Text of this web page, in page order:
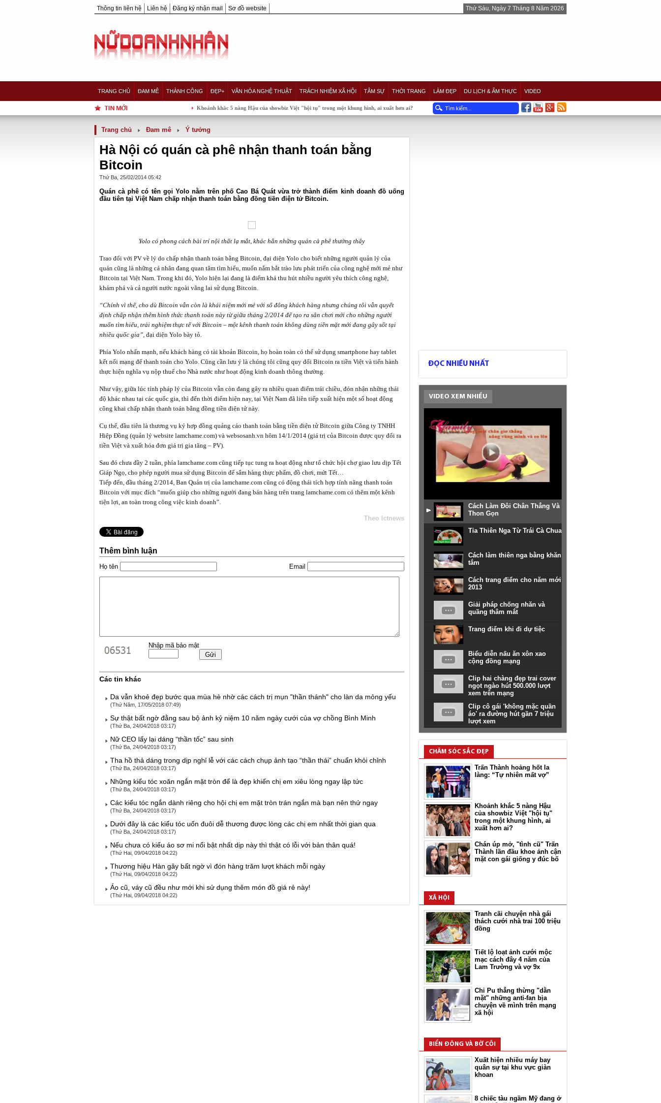
Thông tin liên hệ Liên hệ Đăng ký nhận mail Sơ đồ website Thứ Sáu, Ngày 7 Tháng 8 Năm 2026
TRANG CHỦ ĐAM MÊ THÀNH CÔNG ĐẸP+ VĂN HÓA NGHỆ THUẬT TRÁCH NHIỆM XÃ HỘI TÂM SỰ THỜI TRANG LÀM ĐẸP DU LỊCH & ẨM THỰC VIDEO
Khoảnh khắc 5 nàng Hậu của showbiz Việt "hội tụ" trong một khung hình, ai xuất hơn ai?
Trang chủ Đam mê Ý tưởng
Hà Nội có quán cà phê nhận thanh toán bằng
Bitcoin
Thứ Ba, 25/02/2014 05:42
Quán cà phê có tên gọi Yolo nằm trên phố Cao Bá Quát vừa trở thành điểm kinh doanh đồ uống
đầu tiên tại Việt Nam chấp nhận thanh toán bằng đồng tiền điện tử Bitcoin.
Yolo có phong cách bài trí nội thất lạ mắt, khác hẳn những quán cà phê thường thấy
Trao đổi với PV về lý do chấp nhận thanh toán bằng Bitcoin, đại diện Yolo cho biết những người quản lý của
quán cũng là những cá nhân đang quan tâm tìm hiểu, muốn nắm bắt trào lưu phát triển của công nghệ mới mẻ như
Bitcoin tại Việt Nam. Trong khi đó, Yolo hiện lại đang là điểm khá thu hút nhiều người yêu thích công nghệ,
khám phá và cả người nước ngoài vãng lai sử dụng Bitcoin.
“Chính vì thế, cho dù Bitcoin vẫn còn là khái niệm mới mẻ với số đông khách hàng nhưng chúng tôi vẫn quyết
định chấp nhận thêm hình thức thanh toán này từ giữa tháng 2/2014 để tạo ra sân chơi mới cho những người
muốn tìm hiểu, trải nghiệm thực tế với Bitcoin – một kênh thanh toán không dùng tiền mặt mới đang gây sốt tại
nhiều quốc gia”, đại diện Yolo bày tỏ.
Phía Yolo nhấn mạnh, nếu khách hàng có tài khoản Bitcoin, họ hoàn toàn có thể sử dụng smartphone hay tablet
kết nối mạng để thanh toán cho Yolo. Cũng cần lưu ý là chúng tôi cũng quy đổi Bitcoin ra tiền Việt và tiến hành
thực hiện nghĩa vụ nộp thuế cho Nhà nước như hoạt động kinh doanh thông thường.
Như vậy, giữa lúc tính pháp lý của Bitcoin vẫn còn đang gây ra nhiều quan điểm trái chiều, đón nhận những thái
độ khác nhau tại các quốc gia, thì đến thời điểm hiện nay, tại Việt Nam đã liên tiếp xuất hiện một số hoạt động
công khai chấp nhận thanh toán bằng đồng tiền điện tử này.
Cụ thể, đầu tiên là thương vụ ký hợp đồng quảng cáo thanh toán bằng tiền điện tử Bitcoin giữa Công ty TNHH
Hiệp Đồng (quản lý website lamchame.com) và websosanh.vn hôm 14/1/2014 (giá trị của Bitcoin được quy đổi ra
tiền Việt và xuất hóa đơn giá trị gia tăng – PV).
Sau đó chưa đầy 2 tuần, phía lamchame.com cũng tiếp tục tung ra hoạt động như tổ chức hội chợ giao lưu dịp Tết
Giáp Ngọ, cho phép người mua sử dụng Bitcoin để sắm hàng thực phẩm, đồ chơi, mứt Tết…
Tiếp đến, đầu tháng 2/2014, Ban Quản trị của lamchame.com cũng có động thái tích hợp tính năng thanh toán
Bitcoin với mục đích “muốn giúp cho những người đang bán hàng trên trang lamchame.com có thêm một kênh
tiện lợi, an toàn trong công việc kinh doanh”.
Theo Ictnews
Thêm bình luận
Họ tên Email
Nhập mã bảo mật
Các tin khác
Da vẫn khoẻ đẹp bước qua mùa hè nhờ các cách trị mụn "thần thánh" cho làn da mỏng yếu
(Thứ Năm, 17/05/2018 07:49)
Sự thật bất ngờ đằng sau bộ ảnh kỷ niệm 10 năm ngày cưới của vợ chồng Bình Minh
(Thứ Ba, 24/04/2018 03:17)
Nữ CEO lấy lại dáng “thần tốc” sau sinh
(Thứ Ba, 24/04/2018 03:17)
Tha hồ thả dáng trong dịp nghỉ lễ với các cách chụp ảnh tạo “thần thái” chuẩn khỏi chỉnh
(Thứ Ba, 24/04/2018 03:17)
Những kiểu tóc xoăn ngắn mặt tròn để là đẹp khiến chị em xiêu lòng ngay lập tức
(Thứ Ba, 24/04/2018 03:17)
Các kiểu tóc ngắn dành riêng cho hội chị em mặt tròn trán ngắn mà bạn nên thử ngay
(Thứ Ba, 24/04/2018 03:17)
Dưới đây là các kiểu tóc uốn đuôi dễ thương được lòng các chị em nhất thời gian qua
(Thứ Ba, 24/04/2018 03:17)
Nếu chưa có kiểu áo sơ mi nổi bật nhất dịp này thì thật có lỗi với bản thân quá!
(Thứ Hai, 09/04/2018 04:22)
Thương hiệu Hàn gây bất ngờ vì đón hàng trăm lượt khách mỗi ngày
(Thứ Hai, 09/04/2018 04:22)
Áo cũ, váy cũ đều như mới khi sử dụng thêm món đồ giá rẻ này!
(Thứ Hai, 09/04/2018 04:22)
ĐỌC NHIỀU NHẤT
VIDEO XEM NHIỀU
Cách Làm Đôi Chân Thẳng Và
Thon Gọn
Tỉa Thiên Nga Từ Trái Cà Chua
Cách làm thiên nga bằng khăn
tắm
Cách trang điểm cho năm mới
2013
Giải pháp chống nhăn và
quầng thâm mắt
Trang điểm khi đi dự tiệc
Biểu diễn nấu ăn xôn xao
cộng đồng mạng
Clip hai chàng đẹp trai cover
ngọt ngào hút 500.000 lượt
xem trên mạng
Clip cô gái 'không mặc quần
áo' ra đường hút gần 7 triệu
lượt xem
CHĂM SÓC SẮC ĐẸP
Trấn Thành hoảng hốt la
làng: “Tự nhiên mất vợ”
Khoảnh khắc 5 nàng Hậu
của showbiz Việt "hội tụ"
trong một khung hình, ai
xuất hơn ai?
Chán úp mở, "tình cũ" Trấn
Thành lần đầu khoe ảnh cận
mặt con gái giống y đúc bố
XÃ HỘI
Tranh cãi chuyện nhà gái
thách cưới nhà trai 100 triệu
đồng
Tiết lộ loạt ảnh cưới mộc
mạc cách đây 4 năm của
Lam Trường và vợ 9x
Chi Pu thẳng thừng "dằn
mặt" những anti-fan bịa
chuyện về mình trên mạng
xã hội
BIỂN ĐÔNG VÀ BỜ CÕI
Xuất hiện nhiều máy bay
quân sự tại khu vực giàn
khoan
8 chiếc tàu ngầm Mỹ đang ở